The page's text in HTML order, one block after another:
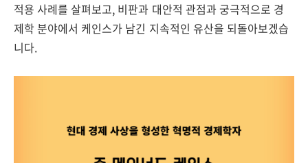
적용 사례를 살펴보고, 비판과 대안적 관점과 궁극적으로 경
제학 분야에서 케인스가 남긴 지속적인 유산을 되돌아보겠습
니다.